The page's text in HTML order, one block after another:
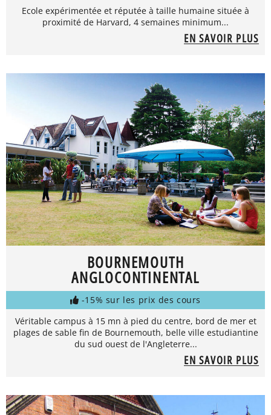
Ecole expérimentée et réputée à taille humaine située à
proximité de Harvard, 4 semaines minimum...
EN SAVOIR PLUS
BOURNEMOUTH
ANGLOCONTINENTAL
-15% sur les prix des cours
Véritable campus à 15 mn à pied du centre, bord de mer et
plages de sable fin de Bournemouth, belle ville estudiantine
du sud ouest de l'Angleterre...
EN SAVOIR PLUS